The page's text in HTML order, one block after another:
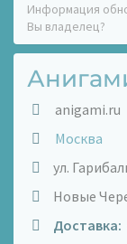
Информация
Вы владелец?
anigami.ru
Москва
ул.
Новые
Доставка: